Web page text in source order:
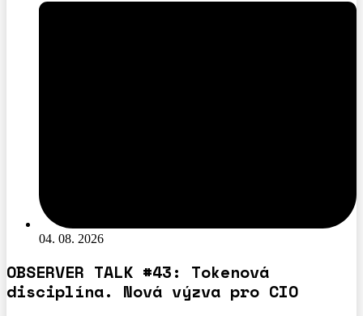
04. 08. 2026
OBSERVER TALK #43: Tokenová
disciplína. Nová výzva pro CIO